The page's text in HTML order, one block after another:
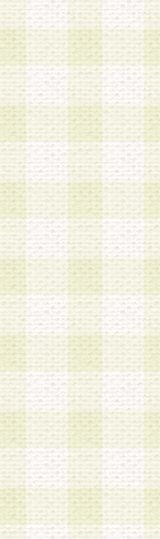
ともに、本規約
せるものとし ま
調査サンプル品
い合わせなどへ
ープ形式による
の登録情報につ
続きを行うもの
員に対して、電
員登録者本人で
ートの回答内容
的に行う登録情
続きを行うもの
場合、その時点
のとします。